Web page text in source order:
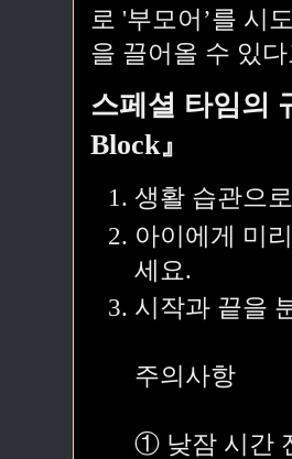
로 '부모어’를 시
을 끌어올 수 있
스페셜 타임의
Block』
생활 습관으
아이에게 미
세요.
시작과 끝을
주의사항
① 낮잠 시간